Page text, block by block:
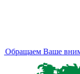
Ваше